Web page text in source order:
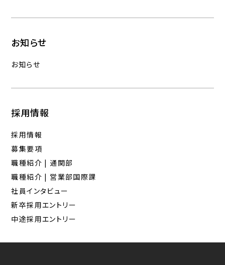
お知らせ
お知らせ
採用情報
採用情報
募集要項
職種紹介 | 通関部
職種紹介 | 営業部国際課
社員インタビュー
新卒採用エントリー
中途採用エントリー